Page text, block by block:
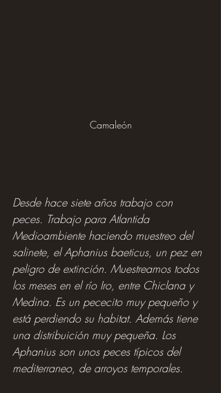
Camaleón
Desde hace siete años trabajo con
peces. Trabajo para Atlantida
Medioambiente haciendo muestreo del
salinete, el Aphanius baeticus, un pez en
peligro de extinción. Muestreamos todos
los meses en el río Iro, entre Chiclana y
Medina. Es un pececito muy pequeño y
está perdiendo su habitat. Además tiene
una distribuición muy pequeña. Los
Aphanius son unos peces típicos del
mediterraneo, de arroyos temporales.